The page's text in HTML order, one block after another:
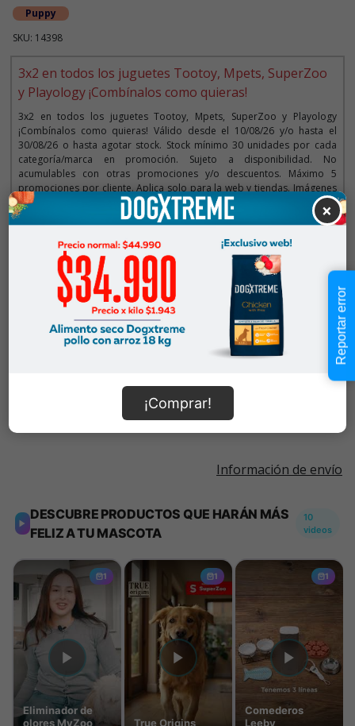
Puppy
SKU: 14398
3x2 en todos los juguetes Tootoy, Mpets, SuperZoo
y Playology ¡Combínalos como quieras!
3x2 en todos los juguetes Tootoy, Mpets, SuperZoo y Playology
¡Combínalos como quieras! Válido desde el 10/08/26 y/o hasta el
30/08/26 o hasta agotar stock. Stock mínimo 30 unidades por cada
categoría/marca en promoción. Sujeto a disponibilidad. No
acumulables con otras promociones y/o descuentos. Máximo 5
promociones por cliente. Aplica solo para la web y tiendas. Imágenes
referenciales.
Descripción
Cantidad:
-
$7.990
En Stock
Añadir al carrito
Información de envío
×
¡Comprar!
Reportar error